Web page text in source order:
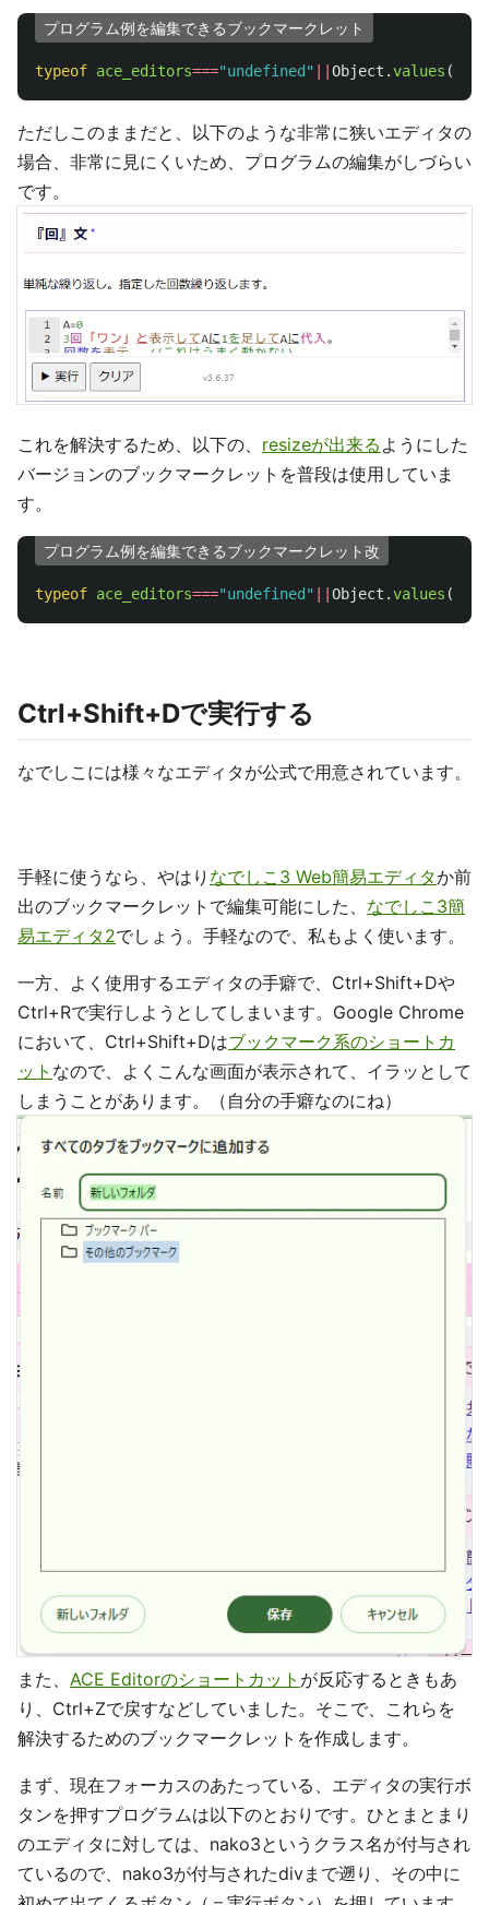
プログラム例を編集できるブックマークレット
typeof ace_editors==="undefined " Object .values (
ただしこのままだと、以下のような非常に狭いエディタの
場合、非常に見にくいため、プログラムの編集がしづらい
です。
これを解決するため、以下の、 resizeが出来る ようにした
バージョンのブックマークレットを普段は使用していま
す。
プログラム例を編集できるブックマークレット改
typeof ace_editors==="undefined " Object .values (
Ctrl+Shift+Dで実行する
なでしこには様々なエディタが公式で用意されています。
手軽に使うなら、やはり なでしこ3 Web簡易エディタか前
出のブックマークレットで編集可能にした、 なでしこ3簡
易エディタ2でしょう。手軽なので、私もよく使います。
一方、よく使用するエディタの手癖で、Ctrl+Shift+Dや
Ctrl+Rで実行しようとしてしまいます。Google Chrome
において、Ctrl+Shift+Dはブックマーク系のショートカ
ット なので、よくこんな画面が表示されて、イラッとして
しまうことがあります。（自分の手癖なのにね）
また、 ACE Editorのショートカット が反応するときもあ
り、Ctrl+Zで戻すなどしていました。そこで、これらを
解決するためのブックマークレットを作成します。
まず、現在フォーカスのあたっている、エディタの実行ボ
タンを押すプログラムは以下のとおりです。ひとまとまり
のエディタに対しては、nako3というクラス名が付与され
ているので、nako3が付与されたdivまで遡り、その中に